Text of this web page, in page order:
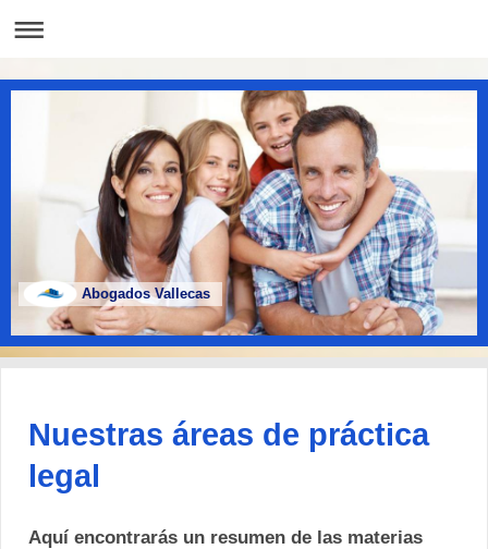
Abogados Vallecas
Nuestras áreas de práctica
legal
Aquí encontrarás un resumen de las materias